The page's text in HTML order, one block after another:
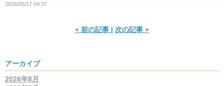
2026/05/17 04:37
« 前の記事 次の記事 »
アーカイブ
2026年8月